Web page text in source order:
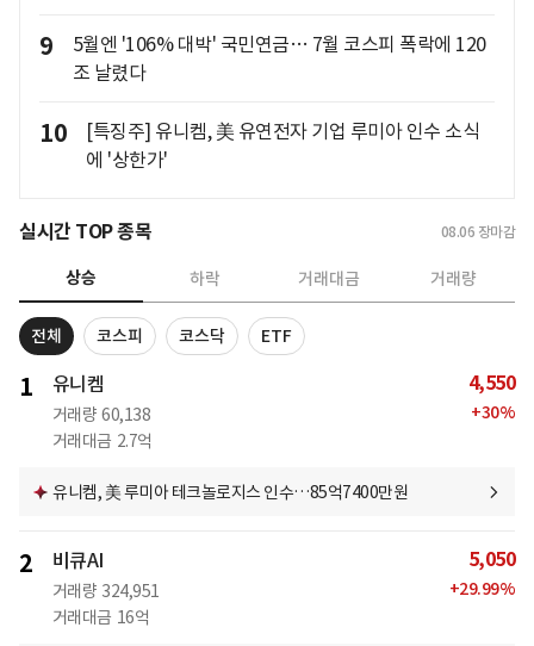
9
5월엔 '106% 대박' 국민연금… 7월 코스피 폭락에 120
조 날렸다
10
[특징주] 유니켐, 美 유연전자 기업 루미아 인수 소식
에 '상한가'
실시간 TOP 종목 08.06 장마감
상승 하락 거래대금 거래량
전체 코스피 코스닥 ETF
1 유니켐
거래량 60,138
거래대금 2.7억
4,550
+30%
유니켐, 美 루미아 테크놀로지스 인수…85억7400만원
2 비큐AI
거래량 324,951
거래대금 16억
5,050
+29.99%